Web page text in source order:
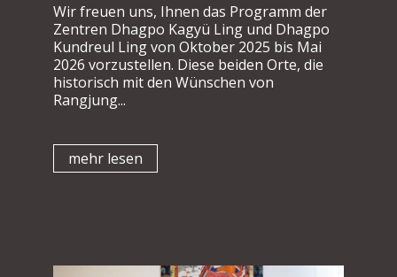
Wir freuen uns, Ihnen das Programm der
Zentren Dhagpo Kagyü Ling und Dhagpo
Kundreul Ling von Oktober 2025 bis Mai
2026 vorzustellen. Diese beiden Orte, die
historisch mit den Wünschen von
Rangjung...
mehr lesen